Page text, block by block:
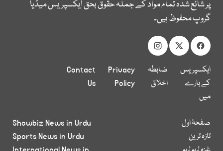
پر شائع شدہ تمام مواد کے جملہ حقوق بحق ایکسپریس میڈیا
گروپ محفوظ ہیں۔
ایکسپریس
کے بارے
میں
ضابطہ
اخلاق
Privacy
Policy
Contact
Us
صفحۂ اول
تازہ ترین
Showbiz News in Urdu
Sports News in Urdu